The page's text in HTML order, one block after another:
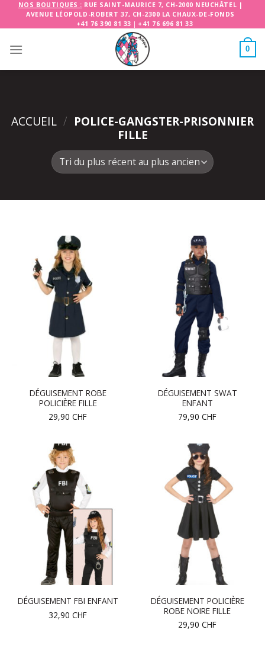
NOS BOUTIQUES : RUE SAINT-MAURICE 7, CH-2000 NEUCHÂTEL |
AVENUE LÉOPOLD-ROBERT 37, CH-2300 LA CHAUX-DE-FONDS
+41 76 390 81 33 | +41 76 696 81 33
0
ACCUEIL / POLICE-GANGSTER-PRISONNIER
FILLE
DÉGUISEMENT ROBE
POLICIÈRE FILLE
29,90 CHF
DÉGUISEMENT SWAT
ENFANT
79,90 CHF
DÉGUISEMENT FBI ENFANT
32,90 CHF
DÉGUISEMENT POLICIÈRE
ROBE NOIRE FILLE
29,90 CHF